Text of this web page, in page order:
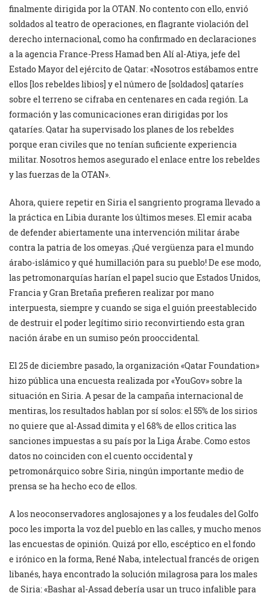
finalmente dirigida por la OTAN. No contento con ello, envió
soldados al teatro de operaciones, en flagrante violación del
derecho internacional, como ha confirmado en declaraciones
a la agencia France-Press Hamad ben Alí al-Atiya, jefe del
Estado Mayor del ejército de Qatar: «Nosotros estábamos entre
ellos [los rebeldes libios] y el número de [soldados] qataríes
sobre el terreno se cifraba en centenares en cada región. La
formación y las comunicaciones eran dirigidas por los
qataríes. Qatar ha supervisado los planes de los rebeldes
porque eran civiles que no tenían suficiente experiencia
militar. Nosotros hemos asegurado el enlace entre los rebeldes
y las fuerzas de la OTAN».
Ahora, quiere repetir en Siria el sangriento programa llevado a
la práctica en Libia durante los últimos meses. El emir acaba
de defender abiertamente una intervención militar árabe
contra la patria de los omeyas. ¡Qué vergüenza para el mundo
árabo-islámico y qué humillación para su pueblo! De ese modo,
las petromonarquías harían el papel sucio que Estados Unidos,
Francia y Gran Bretaña prefieren realizar por mano
interpuesta, siempre y cuando se siga el guión preestablecido
de destruir el poder legítimo sirio reconvirtiendo esta gran
nación árabe en un sumiso peón prooccidental.
El 25 de diciembre pasado, la organización «Qatar Foundation»
hizo pública una encuesta realizada por «YouGov» sobre la
situación en Siria. A pesar de la campaña internacional de
mentiras, los resultados hablan por sí solos: el 55% de los sirios
no quiere que al-Assad dimita y el 68% de ellos critica las
sanciones impuestas a su país por la Liga Árabe. Como estos
datos no coinciden con el cuento occidental y
petromonárquico sobre Siria, ningún importante medio de
prensa se ha hecho eco de ellos.
A los neoconservadores anglosajones y a los feudales del Golfo
poco les importa la voz del pueblo en las calles, y mucho menos
las encuestas de opinión. Quizá por ello, escéptico en el fondo
e irónico en la forma, René Naba, intelectual francés de origen
libanés, haya encontrado la solución milagrosa para los males
de Siria: «Bashar al-Assad debería usar un truco infalible para